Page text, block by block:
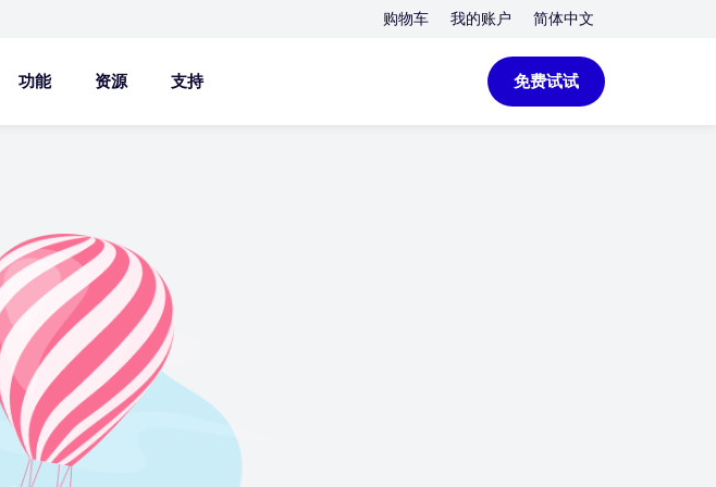
购物车 我的账户 简体中文
功能 资源 支持 免费试试